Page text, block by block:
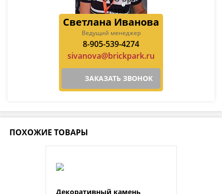
Светлана Иванова
Ведущий менеджер
8-905-539-4274
sivanova@brickpark.ru
ЗАКАЗАТЬ ЗВОНОК
ПОХОЖИЕ ТОВАРЫ
Декоративный камень